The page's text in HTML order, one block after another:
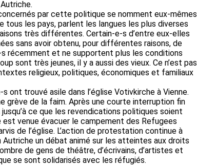
par cette politique se nomment eux-mêmes
tous les pays, parlent les langues les plus diverses
très différentes. Certain-e-s d’entre eux-elles
sans avoir obtenu, pour différentes raisons, de
récemment et ne supportent plus les conditions
sont très jeunes, il y a aussi des vieux. Ce n’est pas
religieux, politiques, économiques et familiaux
ont trouvé asile dans l’église Votivkirche à Vienne.
grève de la faim. Après une courte interruption fin
ce que les revendications politiques soient
venue évacuer le campement des Refugees
de l’église. L’action de protestation continue à
Autriche un débat animé sur les atteintes aux droits
de gens de théâtre, d’écrivains, d’artistes et
se sont solidarisés avec les réfugiés.